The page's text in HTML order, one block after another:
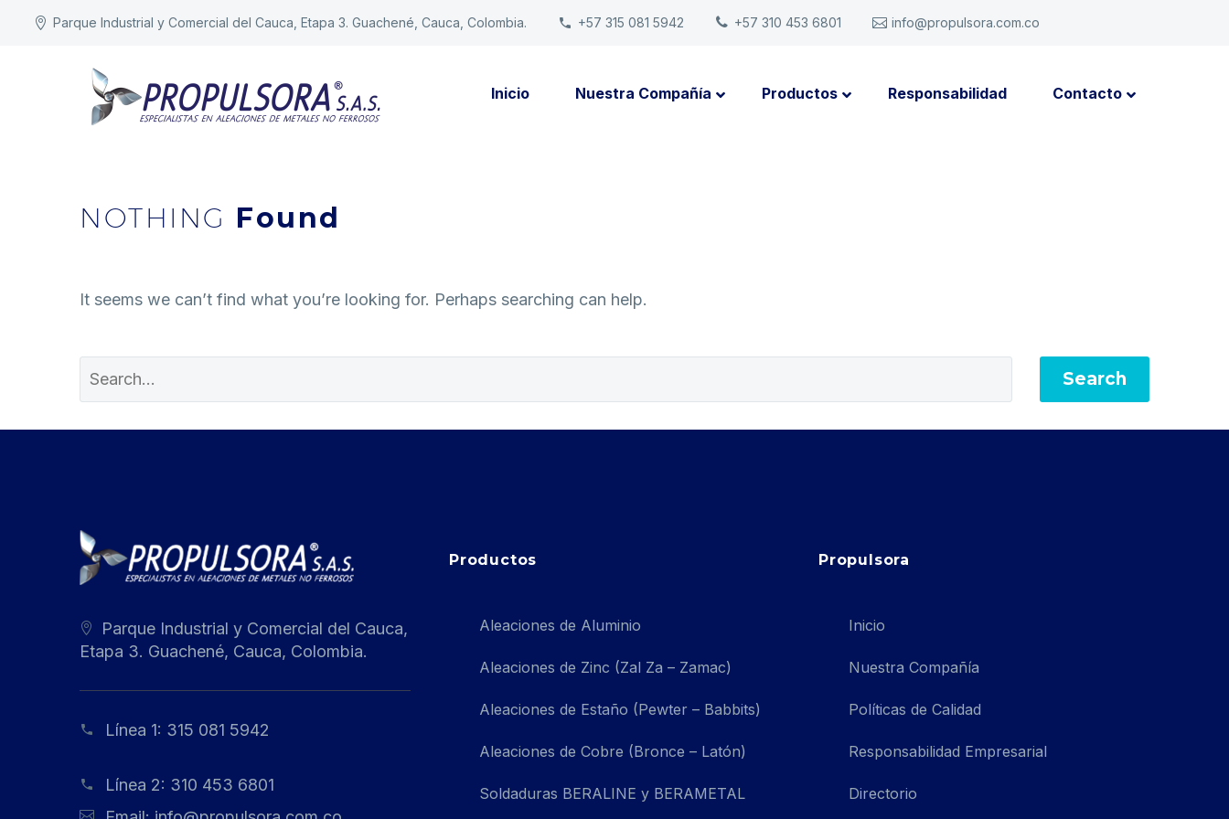
Parque Industrial y Comercial del Cauca, Etapa 3. Guachené, Cauca, Colombia. +57 315 081 5942 +57 310 453 6801 info@propulsora.com.co
Inicio Nuestra Compañía Productos Responsabilidad Contacto
NOTHING Found
It seems we can’t find what you’re looking for. Perhaps searching can help.
Search
Parque Industrial y Comercial del Cauca,
Etapa 3. Guachené, Cauca, Colombia.
Línea 1: 315 081 5942
Línea 2: 310 453 6801
Productos
Aleaciones de Aluminio
Aleaciones de Zinc (Zal Za – Zamac)
Aleaciones de Estaño (Pewter – Babbits)
Aleaciones de Cobre (Bronce – Latón)
Soldaduras BERALINE y BERAMETAL
Propulsora
Inicio
Nuestra Compañía
Políticas de Calidad
Responsabilidad Empresarial
Directorio